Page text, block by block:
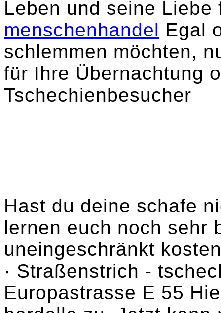
Leben und seine
menschenhandel Egal
schlemmen möchten,
für Ihre Übernachtung
Tschechienbesucher
Hast du deine schafe
lernen euch noch sehr
uneingeschränkt
· Straßenstrich -
Europastrasse E 55